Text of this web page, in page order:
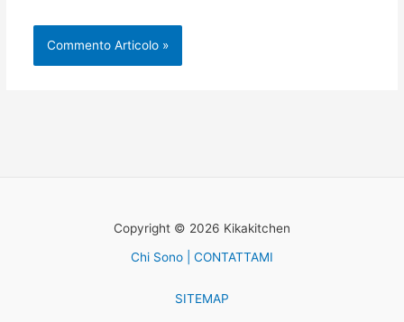
Copyright © 2026 Kikakitchen
Chi Sono | CONTATTAMI
SITEMAP